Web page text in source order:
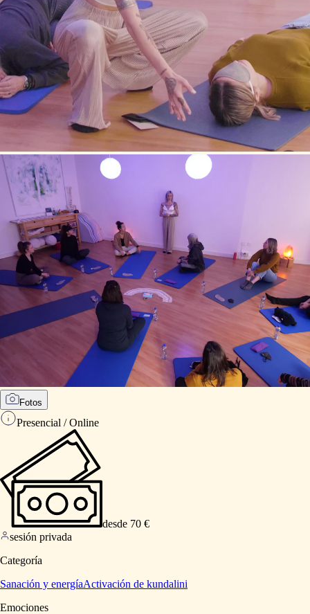
Fotos
Presencial / Online
desde 70 €
sesión privada
Categoría
Sanación y energíaActivación de kundalini
Emociones